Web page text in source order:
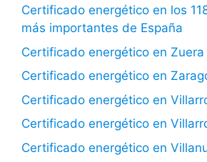
Certificado energético en los
más importantes de España
Certificado energético en Zuera
Certificado energético en
Certificado energético en
Certificado energético en
Certificado energético en